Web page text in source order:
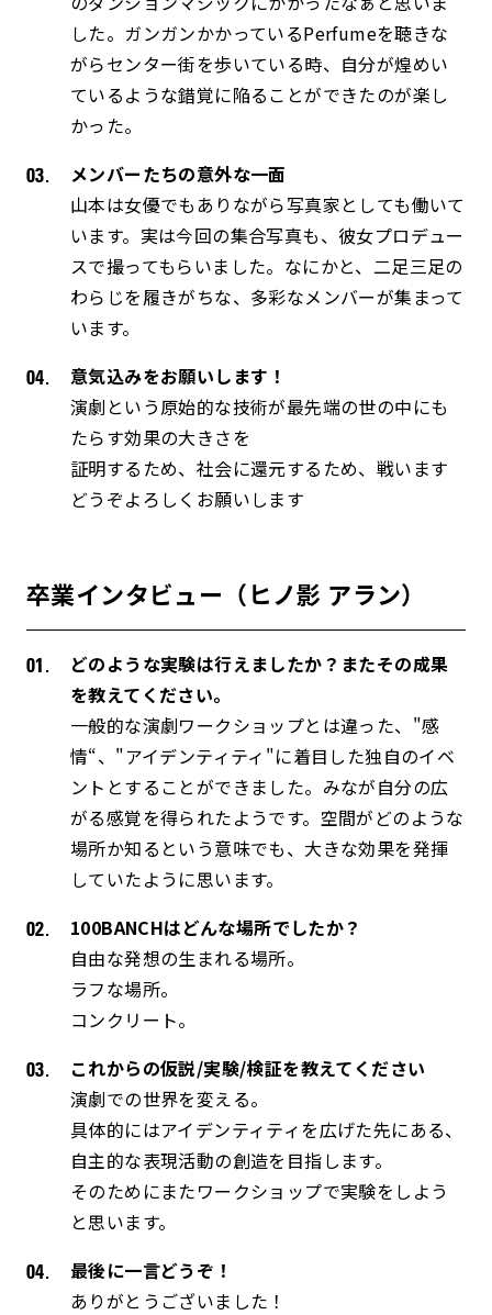
した。ガンガンかかっているPerfumeを聴きな
がらセンター街を歩いている時、自分が煌めい
ているような錯覚に陥ることができたのが楽し
かった。
メンバーたちの意外な一面
山本は女優でもありながら写真家としても働いて
います。実は今回の集合写真も、彼女プロデュー
スで撮ってもらいました。なにかと、二足三足の
わらじを履きがちな、多彩なメンバーが集まって
います。
意気込みをお願いします！
演劇という原始的な技術が最先端の世の中にも
たらす効果の大きさを
証明するため、社会に還元するため、戦います
どうぞよろしくお願いします
卒業インタビュー（ヒノ影 アラン）
どのような実験は行えましたか？またその成果
を教えてください。
一般的な演劇ワークショップとは違った、"感
情“、"アイデンティティ"に着目した独自のイベ
ントとすることができました。みなが自分の広
がる感覚を得られたようです。空間がどのような
場所か知るという意味でも、大きな効果を発揮
していたように思います。
100BANCHはどんな場所でしたか？
自由な発想の生まれる場所。
ラフな場所。
コンクリート。
これからの仮説/実験/検証を教えてください
演劇での世界を変える。
具体的にはアイデンティティを広げた先にある、
自主的な表現活動の創造を目指します。
そのためにまたワークショップで実験をしよう
と思います。
最後に一言どうぞ！
ありがとうございました！